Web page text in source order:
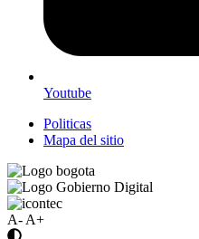
Youtube
Politicas
Mapa del sitio
A- A+